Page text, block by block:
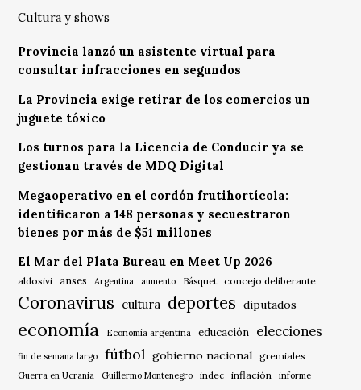
Cultura y shows
Provincia lanzó un asistente virtual para
consultar infracciones en segundos
La Provincia exige retirar de los comercios un
juguete tóxico
Los turnos para la Licencia de Conducir ya se
gestionan través de MDQ Digital
Megaoperativo en el cordón frutihortícola:
identificaron a 148 personas y secuestraron
bienes por más de $51 millones
El Mar del Plata Bureau en Meet Up 2026
aldosivi anses Argentina aumento Básquet concejo deliberante
Coronavirus cultura deportes diputados
economía Economía argentina educación elecciones
fin de semana largo fútbol gobierno nacional gremiales
Guerra en Ucrania Guillermo Montenegro indec inflación informe